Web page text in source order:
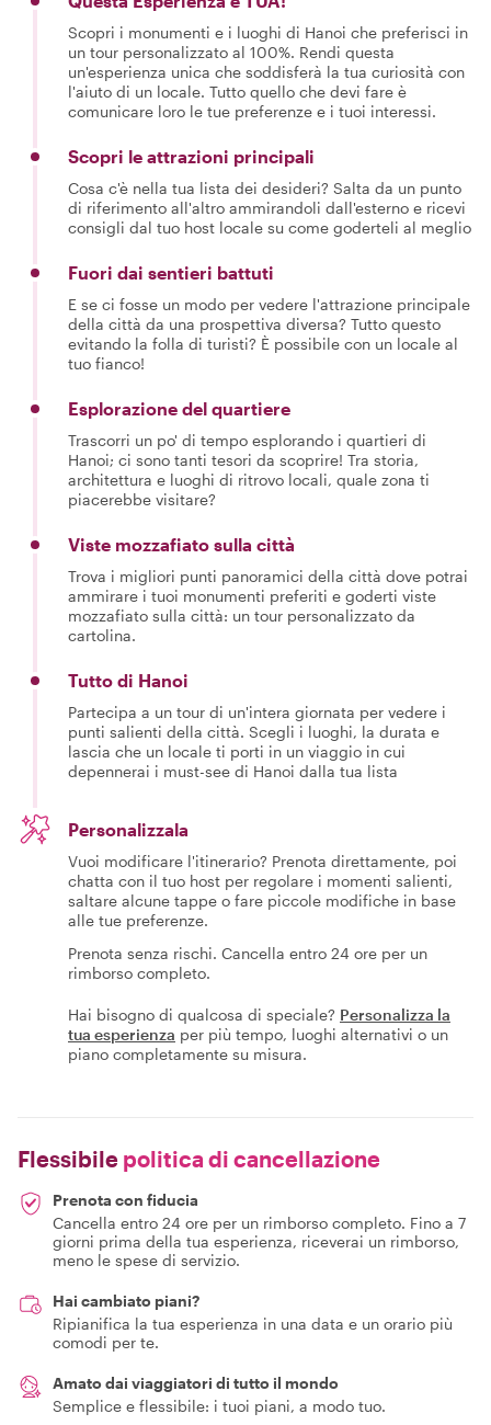
Scopri i monumenti e i luoghi di Hanoi che preferisci in
un tour personalizzato al 100%. Rendi questa
un'esperienza unica che soddisferà la tua curiosità con
l'aiuto di un locale. Tutto quello che devi fare è
comunicare loro le tue preferenze e i tuoi interessi.
Scopri le attrazioni principali
Cosa c'è nella tua lista dei desideri? Salta da un punto
di riferimento all'altro ammirandoli dall'esterno e ricevi
consigli dal tuo host locale su come goderteli al meglio
Fuori dai sentieri battuti
E se ci fosse un modo per vedere l'attrazione principale
della città da una prospettiva diversa? Tutto questo
evitando la folla di turisti? È possibile con un locale al
tuo fianco!
Esplorazione del quartiere
Trascorri un po' di tempo esplorando i quartieri di
Hanoi; ci sono tanti tesori da scoprire! Tra storia,
architettura e luoghi di ritrovo locali, quale zona ti
piacerebbe visitare?
Viste mozzafiato sulla città
Trova i migliori punti panoramici della città dove potrai
ammirare i tuoi monumenti preferiti e goderti viste
mozzafiato sulla città: un tour personalizzato da
cartolina.
Tutto di Hanoi
Partecipa a un tour di un'intera giornata per vedere i
punti salienti della città. Scegli i luoghi, la durata e
lascia che un locale ti porti in un viaggio in cui
depennerai i must-see di Hanoi dalla tua lista
Personalizzala
Vuoi modificare l'itinerario? Prenota direttamente, poi
chatta con il tuo host per regolare i momenti salienti,
saltare alcune tappe o fare piccole modifiche in base
alle tue preferenze.
Prenota senza rischi. Cancella entro 24 ore per un
rimborso completo.
Hai bisogno di qualcosa di speciale? Personalizza la
tua esperienza per più tempo, luoghi alternativi o un
piano completamente su misura.
Flessibile politica di cancellazione
Prenota con fiducia
Cancella entro 24 ore per un rimborso completo. Fino a 7
giorni prima della tua esperienza, riceverai un rimborso,
meno le spese di servizio.
Hai cambiato piani?
Ripianifica la tua esperienza in una data e un orario più
comodi per te.
Amato dai viaggiatori di tutto il mondo
Semplice e flessibile: i tuoi piani, a modo tuo.